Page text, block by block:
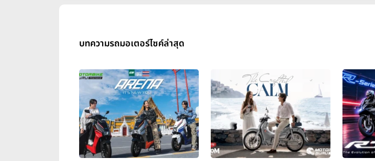
บทความรถมอเตอร์ไซค์ล่าสุด